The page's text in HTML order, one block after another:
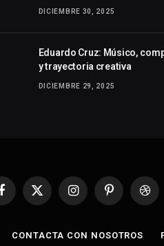
DICIEMBRE 30, 2025
Eduardo Cruz: Músico,
y trayectoria creativa
DICIEMBRE 29, 2025
Facebook
X
InstagramPinterest
CONTACTA CON NOSOTROS